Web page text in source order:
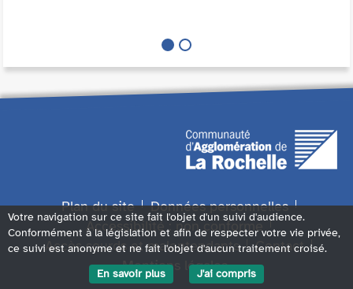
Plan du site
Données personnelles
Accessibilité : non conforme
Accès sourds et malentendants
Contact
Mentions légales
Votre navigation sur ce site fait l'objet d'un suivi d'audience.
Conformément à la législation et afin de respecter votre vie privée,
ce suivi est anonyme et ne fait l'objet d'aucun traitement croisé.
En savoir plus
J'ai compris